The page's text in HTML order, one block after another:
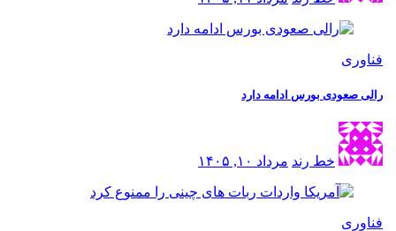
فناوری
رالی صعودی بورس ادامه دارد
خط رند مرداد ۱۰, ۱۴۰۵
فناوری